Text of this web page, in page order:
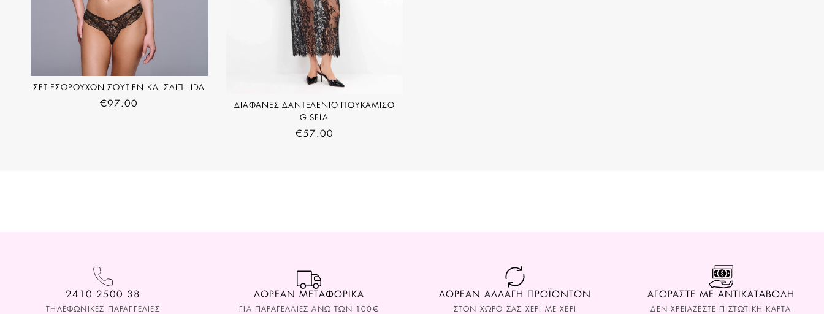
ΣΕΤ ΕΣΩΡΟΥΧΩΝ ΣΟΥΤΙΕΝ ΚΑΙ ΣΛΙΠ LIDA
€97.00
ΔΙΑΦΑΝΕΣ ΔΑΝΤΕΛΕΝΙΟ ΠΟΥΚΑΜΙΣΟ
GISELA
€57.00
2410 2500 38
ΤΗΛΕΦΩΝΙΚΕΣ ΠΑΡΑΓΓΕΛΙΕΣ
ΔΩΡΕΑΝ ΜΕΤΑΦΟΡΙΚΑ
ΓΙΑ ΠΑΡΑΓΕΛΛΙΕΣ ΑΝΩ ΤΩΝ 100€
ΔΩΡΕΑΝ ΑΛΛΑΓΗ ΠΡΟΪΟΝΤΩΝ
ΣΤΟΝ ΧΩΡΟ ΣAΣ ΧΕΡΙ ΜΕ ΧΕΡΙ
ΑΓΟΡΑΣΤΕ ΜΕ ΑΝΤΙΚΑΤΑΒΟΛΗ
ΔΕΝ ΧΡΕΙΑΖΕΣΤΕ ΠΙΣΤΩΤΙΚΗ ΚΑΡΤΑ